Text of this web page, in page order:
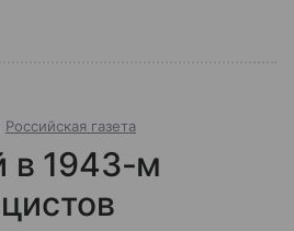
Российская газета
в 1943-м